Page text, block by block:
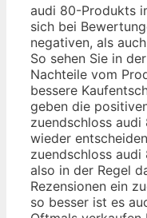
audi 80-Produkts
sich bei
negativen, als
So sehen Sie in
Nachteile vom
bessere
geben die
zuendschloss
wieder
zuendschloss
also in der Regel
Rezensionen ein
so besser ist es